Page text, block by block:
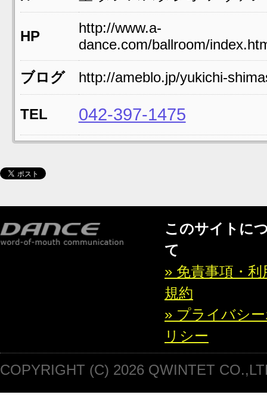
HP
http://www.a-
dance.com/ballroom/
ブログ http://ameblo.jp/yukichi-
TEL 042-397-1475
このサイトに
て
» 免責事項・利
規約
» プライバシ
リシー
COPYRIGHT (C) 2026 QWINTET